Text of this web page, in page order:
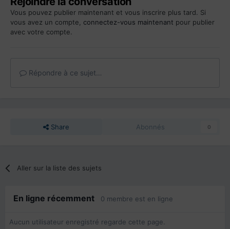
Vous pouvez publier maintenant et vous inscrire plus tard. Si
vous avez un compte, connectez-vous maintenant pour publier
avec votre compte.
Répondre à ce sujet…
Share Abonnés 0
Aller sur la liste des sujets
En ligne récemment 0 membre est en ligne
Aucun utilisateur enregistré regarde cette page.